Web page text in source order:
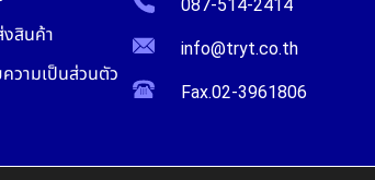
งสินค้า
วามเป็นส่วนตัว
087-514-2414
info@tryt.co.th
Fax.02-3961806